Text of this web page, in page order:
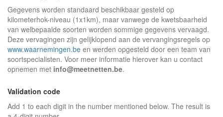
Gegevens worden standaard beschikbaar gesteld op
kilometerhok-niveau (1x1km), maar vanwege de kwetsbaarheid
van welbepaalde soorten worden sommige gegevens vervaagd.
Deze vervagingen zijn gelijklopend aan de vervangingsregels op
www.waarnemingen.be en werden opgesteld door een team van
soortspecialisten. Voor meer informatie hierover kan u contact
opnemen met info@meetnetten.be.
Validation code
Add 1 to each digit in the number mentioned below. The result is